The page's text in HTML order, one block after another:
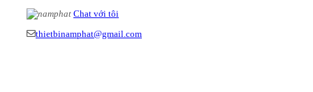
Chat với tôi
thietbinamphat@gmail.com